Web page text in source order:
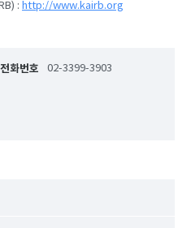
: http://www.kairb.org
전화번호 02-3399-3903